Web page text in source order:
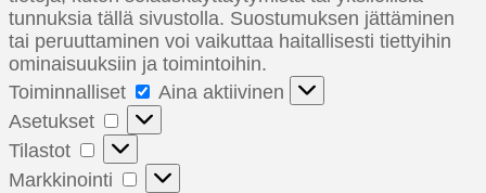
tunnuksia tällä sivustolla. Suostumuksen jättäminen
tai peruuttaminen voi vaikuttaa haitallisesti tiettyihin
ominaisuuksiin ja toimintoihin.
Toiminnalliset
Toiminnalliset
Aina aktiivinen
Asetukset
Asetukset
Tilastot
Tilastot
Markkinointi
Markkinointi